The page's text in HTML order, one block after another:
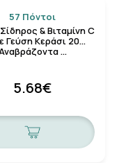
57 Πόντοι
& Βιταμίνη C
Γεύση Κεράσι 20
…
5.68€